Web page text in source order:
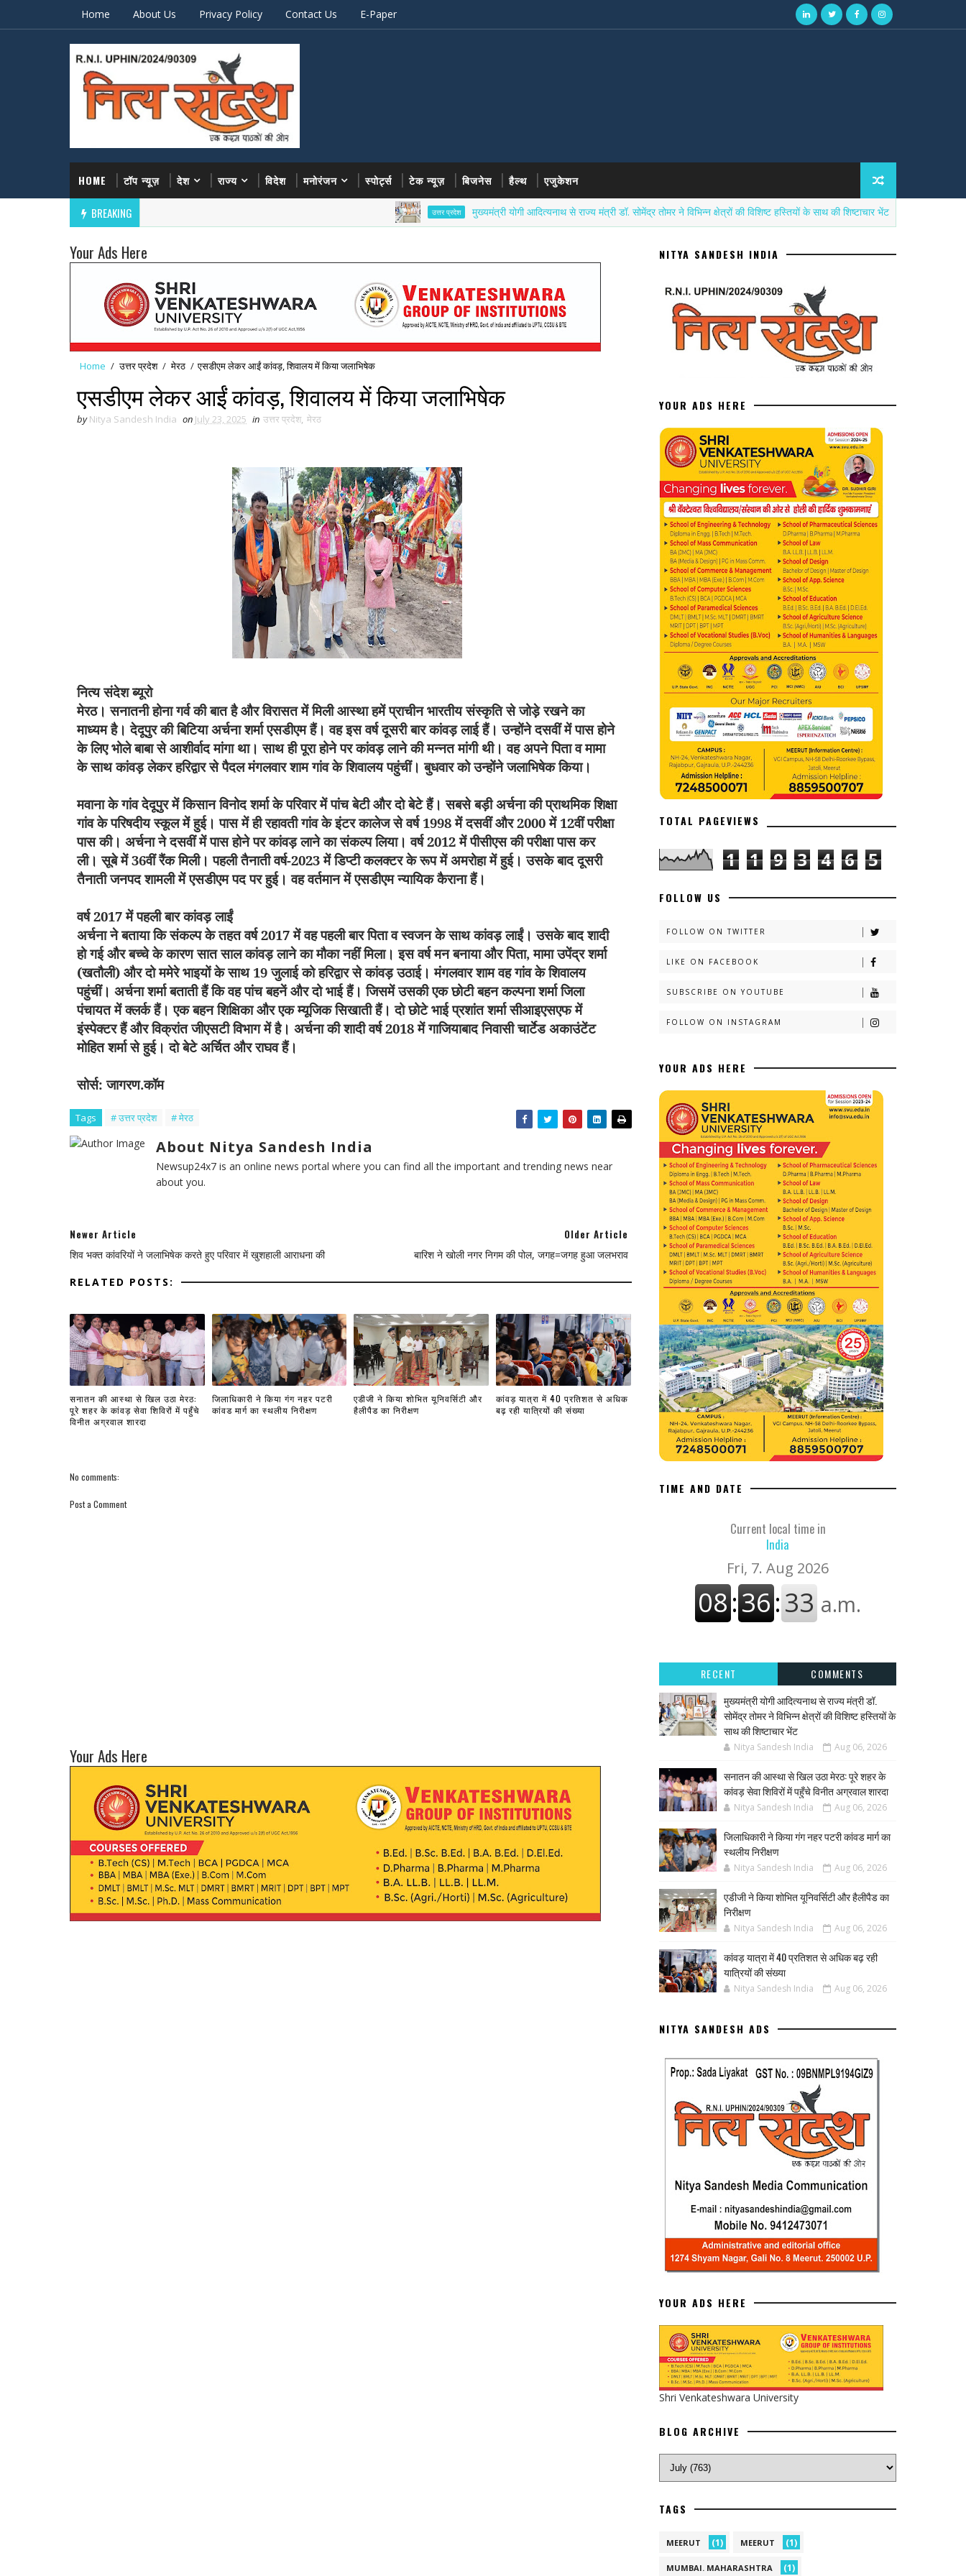
Home About Us Privacy Policy Contact Us E-Paper
HOME टॉप न्यूज़ देश राज्य विदेश मनोरंजन स्पोर्ट्स टेक न्यूज़ बिजनेस हैल्थ एजुकेशन
BREAKING उत्तर प्रदेश मुख्यमंत्री योगी आदित्यनाथ से राज्य मंत्री डॉ. सोमेंद्र तोमर ने विभिन्न क्षेत्रों की विशिष्ट हस्तियों के साथ की शिष्टाचार भेंट
Your Ads Here
Home / उत्तर प्रदेश / मेरठ / एसडीएम लेकर आईं कांवड़, शिवालय में किया जलाभिषेक
एसडीएम लेकर आईं कांवड़, शिवालय में किया जलाभिषेक
by Nitya Sandesh India on July 23, 2025 in उत्तर प्रदेश, मेरठ
नित्य संदेश ब्यूरो
मेरठ। सनातनी होना गर्व की बात है और विरासत में मिली आस्था हमें प्राचीन भारतीय संस्कृति से जोड़े रखने का
माध्यम है। देदूपुर की बिटिया अर्चना शर्मा एसडीएम हैं। वह इस वर्ष दूसरी बार कांवड़ लाई हैं। उन्होंने दसवीं में पास होने
के लिए भोले बाबा से आशीर्वाद मांगा था। साथ ही पूरा होने पर कांवड़ लाने की मन्नत मांगी थी। वह अपने पिता व मामा
के साथ कांवड़ लेकर हरिद्वार से पैदल मंगलवार शाम गांव के शिवालय पहुंचीं। बुधवार को उन्होंने जलाभिषेक किया।
मवाना के गांव देदूपुर में किसान विनोद शर्मा के परिवार में पांच बेटी और दो बेटे हैं। सबसे बड़ी अर्चना की प्राथमिक शिक्षा
गांव के परिषदीय स्कूल में हुई। पास में ही रहावती गांव के इंटर कालेज से वर्ष1998में दसवीं और2000में12वीं परीक्षा
पास की। अर्चना ने दसवीं में पास होने पर कांवड़ लाने का संकल्प लिया। वर्ष2012में पीसीएस की परीक्षा पास कर
ली। सूबे में36वीं रैंक मिली। पहली तैनाती वर्ष-2023में डिप्टी कलक्टर के रूप में अमरोहा में हुई। उसके बाद दूसरी
तैनाती जनपद शामली में एसडीएम पद पर हुई। वह वर्तमान में एसडीएम न्यायिक कैराना हैं।
वर्ष2017में पहली बार कांवड़ लाईं
अर्चना ने बताया कि संकल्प के तहत वर्ष2017में वह पहली बार पिता व स्वजन के साथ कांवड़ लाईं। उसके बाद शादी
हो गई और बच्चे के कारण सात साल कांवड़ लाने का मौका नहीं मिला। इस वर्ष मन बनाया और पिता,मामा उपेंद्र शर्मा
(खतौली) और दो ममेरे भाइयों के साथ19जुलाई को हरिद्वार से कांवड़ उठाई। मंगलवार शाम वह गांव के शिवालय
पहुंचीं। अर्चना शर्मा बताती हैं कि वह पांच बहनें और दो भाई हैं। जिसमें उसकी एक छोटी बहन कल्पना शर्मा जिला
पंचायत में क्लर्क हैं। एक बहन शिक्षिका और एक म्यूजिक सिखाती हैं। दो छोटे भाई प्रशांत शर्मा सीआइएसएफ में
इंस्पेक्टर हैं और विक्रांत जीएसटी विभाग में है। अर्चना की शादी वर्ष2018में गाजियाबाद निवासी चार्टेड अकाउंटेंट
मोहित शर्मा से हुई। दो बेटे अर्चित और राघव हैं।
सोर्स: जागरण.कॉम
Tags # उत्तर प्रदेश # मेरठ
About Nitya Sandesh India
Newsup24x7 is an online news portal where you can find all the important and trending news near
about you.
Newer Article
शिव भक्त कांवरियों ने जलाभिषेक करते हुए परिवार में खुशहाली आराधना की
Older Article
बारिश ने खोली नगर निगम की पोल, जगह=जगह हुआ जलभराव
RELATED POSTS:
सनातन की आस्था से खिल उठा मेरठ:
पूरे शहर के कांवड़ सेवा शिविरों में पहुँचे
विनीत अग्रवाल शारदा
जिलाधिकारी ने किया गंग नहर पटरी
कांवड मार्ग का स्थलीय निरीक्षण
एडीजी ने किया शोभित यूनिवर्सिटी और
हैलीपैड का निरीक्षण
कांवड़ यात्रा में 40 प्रतिशत से अधिक
बढ़ रही यात्रियों की संख्या
No comments:
Post a Comment
Your Ads Here
NITYA SANDESH INDIA
YOUR ADS HERE
TOTAL PAGEVIEWS
1 1 9 3 4 6 5
FOLLOW US
FOLLOW ON TWITTER
LIKE ON FACEBOOK
SUBSCRIBE ON YOUTUBE
FOLLOW ON INSTAGRAM
YOUR ADS HERE
TIME AND DATE
Current local time in
India
RECENT
COMMENTS
मुख्यमंत्री योगी आदित्यनाथ से राज्य मंत्री डॉ.
सोमेंद्र तोमर ने विभिन्न क्षेत्रों की विशिष्ट हस्तियों के
साथ की शिष्टाचार भेंट
Nitya Sandesh India Aug 06, 2026
सनातन की आस्था से खिल उठा मेरठ: पूरे शहर के
कांवड़ सेवा शिविरों में पहुँचे विनीत अग्रवाल शारदा
Nitya Sandesh India Aug 06, 2026
जिलाधिकारी ने किया गंग नहर पटरी कांवड मार्ग का
स्थलीय निरीक्षण
Nitya Sandesh India Aug 06, 2026
एडीजी ने किया शोभित यूनिवर्सिटी और हैलीपैड का
निरीक्षण
Nitya Sandesh India Aug 06, 2026
कांवड़ यात्रा में 40 प्रतिशत से अधिक बढ़ रही
यात्रियों की संख्या
Nitya Sandesh India Aug 06, 2026
NITYA SANDESH ADS
YOUR ADS HERE
Shri Venkateshwara University
BLOG ARCHIVE
TAGS
MEERUT (1) MEERUT (1)
MUMBAI. MAHARASHTRA (1)